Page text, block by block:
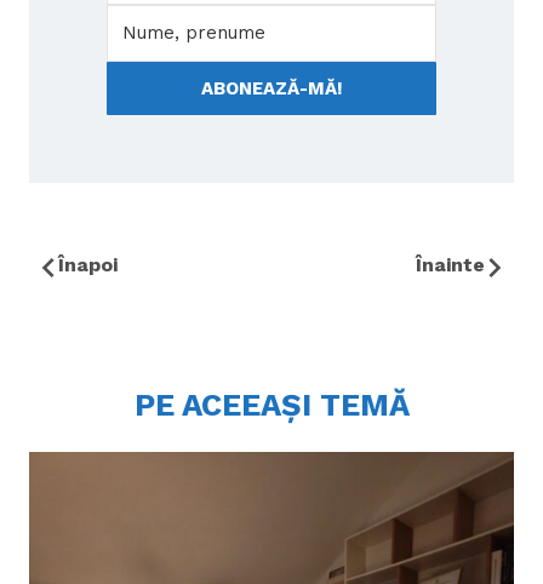
ABONEAZĂ-MĂ!
Înapoi Înainte
PE ACEEAȘI TEMĂ